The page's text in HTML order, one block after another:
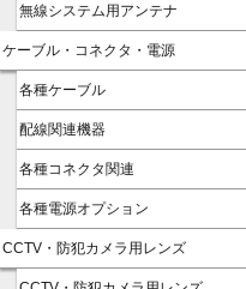
無線システム用アンテナ
ケーブル・コネクタ・電源
各種ケーブル
配線関連機器
各種コネクタ関連
各種電源オプション
CCTV・防犯カメラ用レンズ